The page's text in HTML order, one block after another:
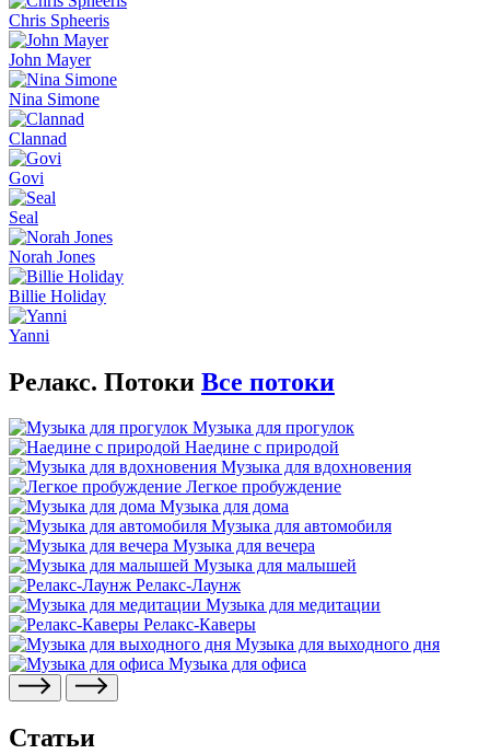
Chris Spheeris
John Mayer
Nina Simone
Clannad
Govi
Seal
Norah Jones
Billie Holiday
Yanni
Релакс. Потоки Все потоки
Музыка для прогулок
Наедине с природой
Музыка для вдохновения
Легкое пробуждение
Музыка для дома
Музыка для автомобиля
Музыка для вечера
Музыка для малышей
Релакс-Лаунж
Музыка для медитации
Релакс-Каверы
Музыка для выходного дня
Музыка для офиса
Статьи